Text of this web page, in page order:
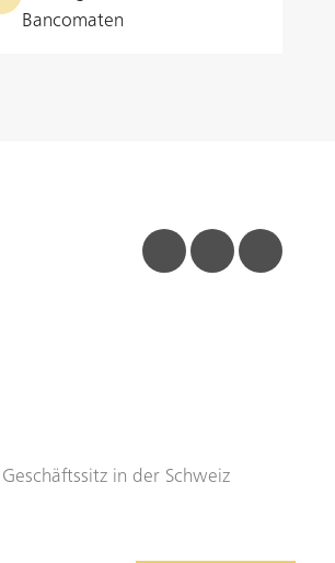
Bancomaten
in der Schweiz